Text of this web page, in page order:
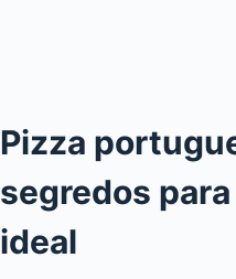
Pizza
segredos
ideal